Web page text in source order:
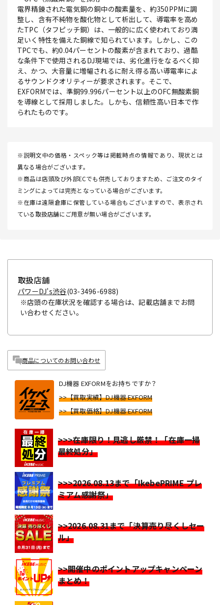
電界精錬された電気銅の銅中の酸素量を、約350PPMに調
整し、含有不純物を酸化物として析出して、導電率を高め
たTPC（タフピッチ銅）は、一般的に広く使われており満
足いく特性を備えた銅線で知られています。しかし、この
TPCでも、約0.04パーセントの酸素が含まれており、過酷
な条件下で使用されるDJ現場では、劣化進行をなるべく抑
え、かつ、大音量に増幅されるに耐え得る高い導電率によ
るサウンドクオリティーが要求されます。そこで、
EXFORMでは、準銅99.996パーセント以上のOFC無酸素銅
を導線として採用しました。しかも、信頼性高い日本で作
られたものです。
※説明文中の価格・スペック等は掲載時点の情報であり、現状とは
異なる場合がございます。
※商品は店頭及び外部ECでも併売しておりますため、ご注文のタイ
ミングによっては完売となっている場合がございます。
※在庫は遠隔倉庫に保管している場合もございますので、表示され
ている取扱店舗にご用意が無い場合がございます。
取扱店舗
パワーDJ's渋谷(03-3496-6988)
※店頭の在庫状況を確認する場合は、記載店舗までお問
い合わせください。
商品についてのお問い合わせ
DJ機器 EXFORMをお持ちですか？
>>【買取実績】DJ機器 EXFORM
>>【買取価格】DJ機器 EXFORM
>>>在庫限り！見逃し厳禁！「在庫一掃
最終処分」
>>>2026.08.13まで「IkebePRIME プレ
ミアム感謝祭」
>>2026.08.31まで「決算売り尽くしセー
ル」
>>開催中のポイントアップキャンペーン
まとめ！